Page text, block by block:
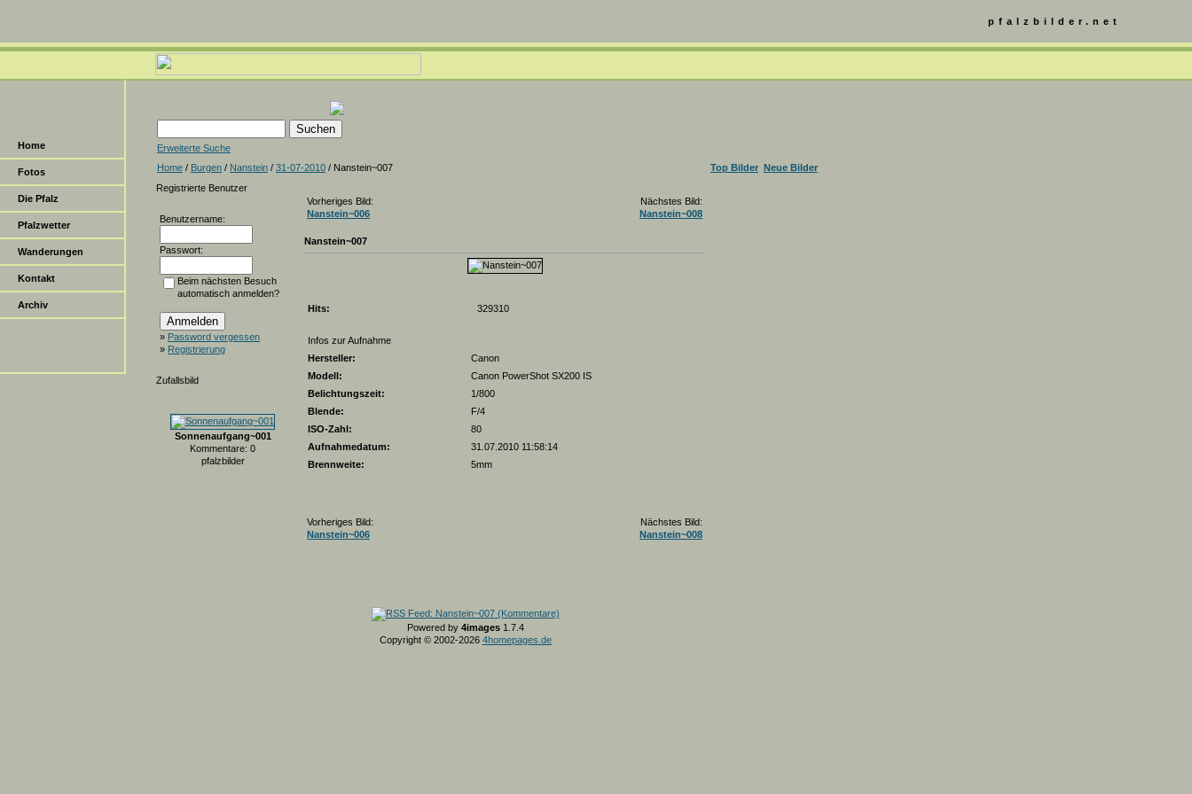
Home
Fotos
Die Pfalz
Pfalzwetter
Wanderungen
Kontakt
Archiv
pfalzbilder.net
Erweiterte Suche
Home / Burgen / Nanstein / 31-07-2010 / Nanstein~007 Top Bilder Neue Bilder
Registrierte Benutzer
Benutzername:
Passwort:
Beim nächsten Besuch
automatisch anmelden?
» Password vergessen
» Registrierung
Zufallsbild
Sonnenaufgang~001
Kommentare: 0
pfalzbilder
Vorheriges Bild:
Nanstein~006
Nächstes Bild:
Nanstein~008
Nanstein~007
Hits: 329310
Infos zur Aufnahme
Hersteller:
Canon
Modell:
Canon PowerShot SX200 IS
Belichtungszeit:
1/800
Blende:
F/4
ISO-Zahl:
80
Aufnahmedatum:
31.07.2010 11:58:14
Brennweite:
5mm
Vorheriges Bild:
Nanstein~006
Nächstes Bild:
Nanstein~008
Powered by 4images 1.7.4
Copyright © 2002-2026 4homepages.de